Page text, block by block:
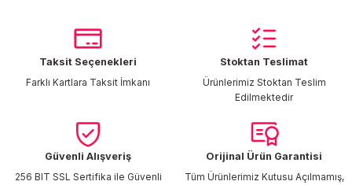
Görüş ve önerileriniz için teşekkür ederiz.
Ürün resmi kalitesiz, bozuk veya görüntülenemiyor.
Ürün açıklamasında eksik bilgiler bulunuyor.
Ürün fiyatı diğer sitelerden daha pahalı.
Bu ürüne benzer farklı alternatifler olmalı.
Taksit Seçenekleri
Farklı Kartlara Taksit İmkanı
Stoktan Teslimat
Ürünlerimiz Stoktan Teslim
Edilmektedir
Güvenli Alışveriş
256 BIT SSL Sertifika ile Güvenli
Orijinal Ürün Garantisi
Tüm Ürünlerimiz Kutusu Açılmamış,